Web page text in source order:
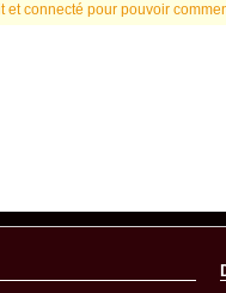
et connecté pour pouvoir